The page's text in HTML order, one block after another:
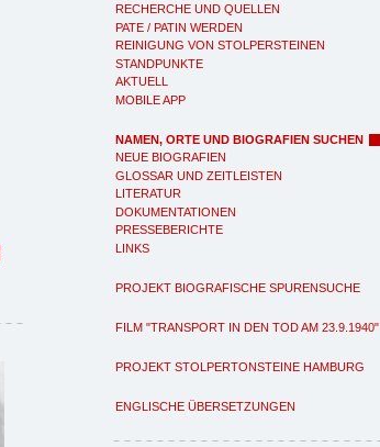
RECHERCHE UND QUELLEN
PATE / PATIN WERDEN
REINIGUNG VON STOLPERSTEINEN
STANDPUNKTE
AKTUELL
MOBILE APP
NAMEN, ORTE UND BIOGRAFIEN SUCHEN
NEUE BIOGRAFIEN
GLOSSAR UND ZEITLEISTEN
LITERATUR
DOKUMENTATIONEN
PRESSEBERICHTE
LINKS
PROJEKT BIOGRAFISCHE SPURENSUCHE
FILM "TRANSPORT IN DEN TOD AM 23.9.1940"
PROJEKT STOLPERTONSTEINE HAMBURG
ENGLISCHE ÜBERSETZUNGEN